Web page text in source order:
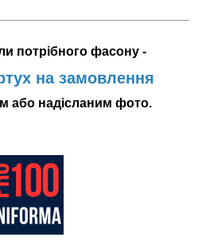
потрібного фасону -
на замовлення
або надісланим фото.